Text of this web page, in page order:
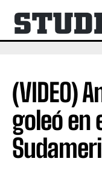
(VIDEO)
goleó en